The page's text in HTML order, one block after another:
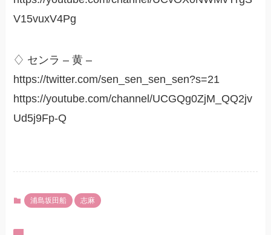
V15vuxV4Pg
♢ センラ – 黄 –
https://twitter.com/sen_sen_sen_sen?s=21
https://youtube.com/channel/UCGQg0ZjM_QQ2jv
Ud5j9Fp-Q
浦島坂田船 志麻